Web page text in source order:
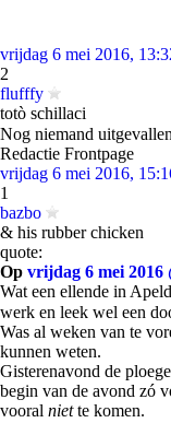
vrijdag 6 mei 2016,
2
flufffy
totò schillaci
Nog niemand
Redactie Frontpage
vrijdag 6 mei 2016,
1
bazbo
& his rubber chicken
quote:
Op vrijdag 6 mei 2016
Wat een ellende in
werk en leek wel een
Was al weken van te
kunnen weten.
Gisterenavond de
begin van de avond zó
vooral niette komen.